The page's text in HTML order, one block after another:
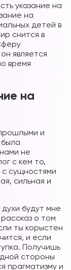
указание на
на
детей в
снится в
является
время
на
и
не
с кем то,
сущностями
сильная и
будут мне
о том
ты корыстен
и если
Получишь
стороны
прагматизму и